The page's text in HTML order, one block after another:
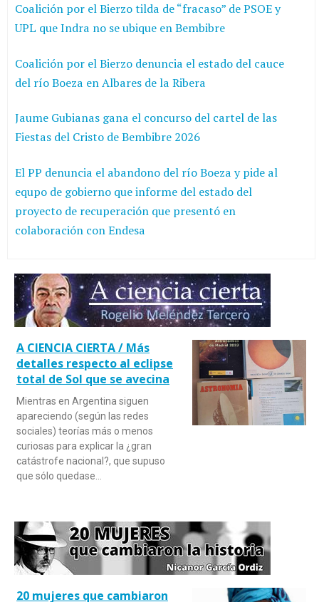
Coalición por el Bierzo tilda de “fracaso” de PSOE y
UPL que Indra no se ubique en Bembibre
Coalición por el Bierzo denuncia el estado del cauce
del río Boeza en Albares de la Ribera
Jaume Gubianas gana el concurso del cartel de las
Fiestas del Cristo de Bembibre 2026
El PP denuncia el abandono del río Boeza y pide al
equpo de gobierno que informe del estado del
proyecto de recuperación que presentó en
colaboración con Endesa
A CIENCIA CIERTA / Más
detalles respecto al eclipse
total de Sol que se avecina
Mientras en Argentina siguen
apareciendo (según las redes
sociales) teorías más o menos
curiosas para explicar la ¿gran
catástrofe nacional?, que supuso
que sólo quedase…
20 mujeres que cambiaron